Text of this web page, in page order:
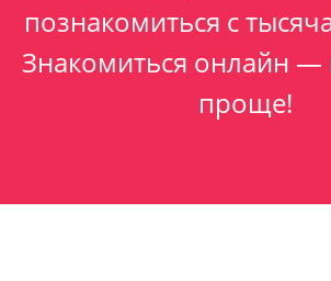
познакомиться с
Знакомиться онлайн —
проще!